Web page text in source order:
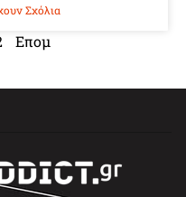
Σχόλια
Επομ